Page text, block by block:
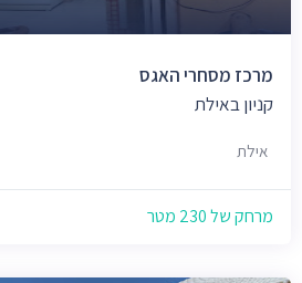
מרכז מסחרי האגס
קניון באילת
אילת
מרחק של 230 מטר